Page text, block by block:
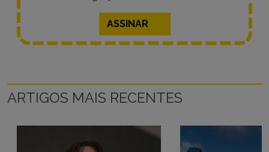
ASSINAR
ARTIGOS MAIS RECENTES